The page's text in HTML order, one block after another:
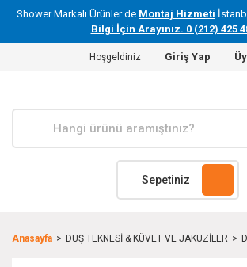
Shower Markalı Ürünler de Montaj Hizmeti
Bilgi İçin Arayınız. 0 (212) 425
Hoşgeldiniz Giriş Yap
Sepetiniz
Anasayfa DUŞ TEKNESİ & KÜVET VE JAKUZİLER